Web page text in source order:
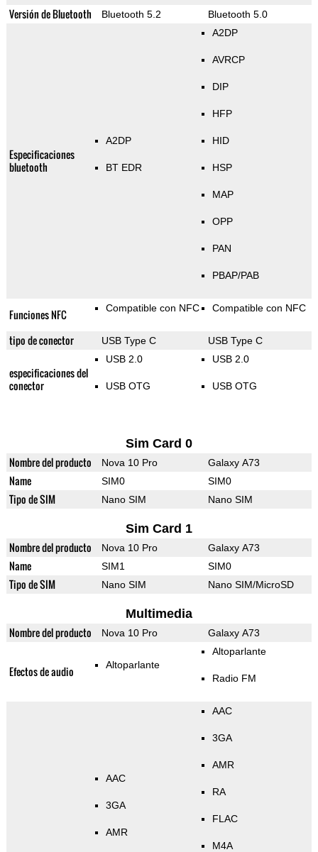
Versión de Bluetooth Bluetooth 5.2 Bluetooth 5.0
Especificaciones
bluetooth
A2DP
BT EDR
A2DP
AVRCP
DIP
HFP
HID
HSP
MAP
OPP
PAN
PBAP/PAB
Funciones NFC Compatible con NFC Compatible con NFC
tipo de conector USB Type C USB Type C
especificaciones del
conector
USB 2.0
USB OTG
USB 2.0
USB OTG
Sim Card 0
Nombre del producto Nova 10 Pro Galaxy A73
Name SIM0 SIM0
Tipo de SIM Nano SIM Nano SIM
Sim Card 1
Nombre del producto Nova 10 Pro Galaxy A73
Name SIM1 SIM0
Tipo de SIM Nano SIM Nano SIM/MicroSD
Multimedia
Nombre del producto Nova 10 Pro Galaxy A73
Efectos de audio Altoparlante
Altoparlante
Radio FM
AAC
3GA
AMR
AAC
3GA
AMR
RA
FLAC
M4A